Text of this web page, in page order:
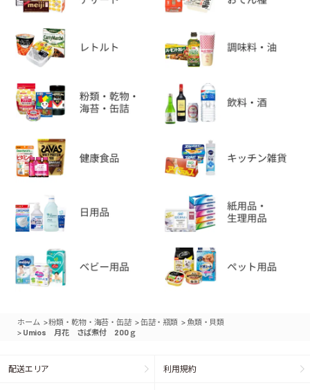
ホーム >粉類・乾物・海苔・缶詰 >缶詰・瓶類 > 魚類・貝類
> Umios 月花 さば煮付 200ｇ
配送エリア 利用規約